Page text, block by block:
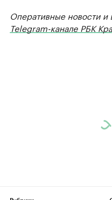
Оперативные новости
Telegram-канале РБК